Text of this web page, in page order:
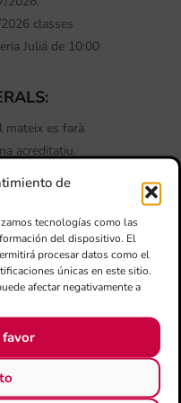
de
tecnologías como las
del dispositivo. El
procesar datos como el
únicas en este sitio.
afectar negativamente a
classes
Juliá de 10:00
es farà
acreditatiu.
centres
escoles de
primària
que estiguen
borses de
d’Educació,
per rigorós